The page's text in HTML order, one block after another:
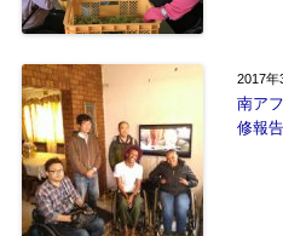
2017年
南ア
修報告